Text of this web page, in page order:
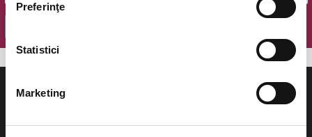
Preferinţe
Statistici
Marketing